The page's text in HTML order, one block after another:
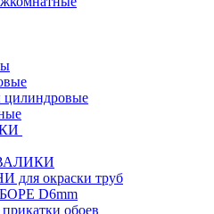
для окраски труб
D6mm
обоев